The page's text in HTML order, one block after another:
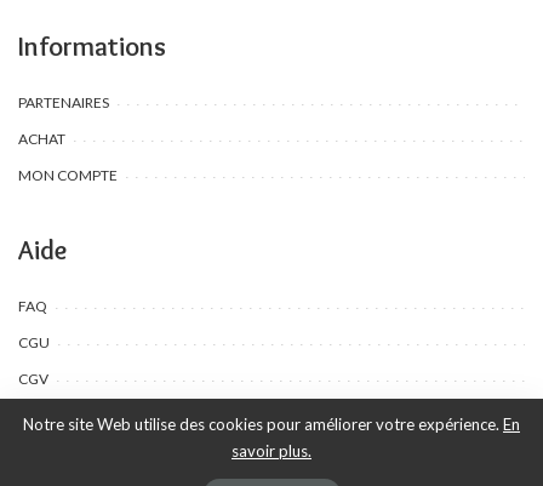
Informations
PARTENAIRES
ACHAT
MON COMPTE
Aide
FAQ
CGU
CGV
©Toombow Kids, 2022 - 2024 - Tous droits réservés | Créé par Ewing
Notre site Web utilise des cookies pour améliorer votre expérience. En
savoir plus.